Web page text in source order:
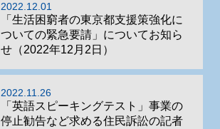
2022.12.01
「生活困窮者の東京都支援策強化に
ついての緊急要請」についてお知ら
せ（2022年12月2日）
2022.11.26
「英語スピーキングテスト」事業の
停止勧告など求める住民訴訟の記者